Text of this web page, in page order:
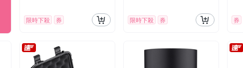
限時下殺 券 限時下殺 券 券